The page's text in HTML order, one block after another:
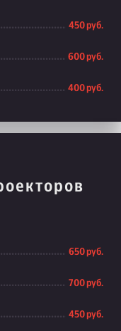
450 руб.
600 руб.
400 руб.
650 руб.
700 руб.
450 руб.